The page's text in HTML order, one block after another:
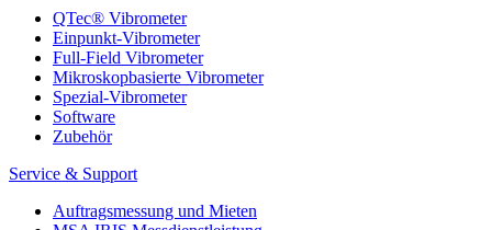
QTec® Vibrometer
Einpunkt-Vibrometer
Full-Field Vibrometer
Mikroskopbasierte Vibrometer
Spezial-Vibrometer
Software
Zubehör
Service & Support
Auftragsmessung und Mieten